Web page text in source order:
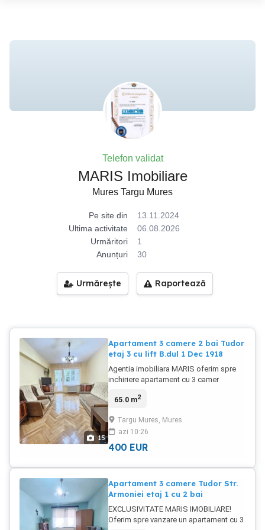
Telefon validat
MARIS Imobiliare
Mures Targu Mures
Pe site din
13.11.2024
Ultima activitate
06.08.2026
Urmăritori
1
Anunțuri
30
Urmărește Raportează
15
Apartament 3 camere 2 bai Tudor
etaj 3 cu lift B.dul 1 Dec 1918
Agentia imobiliara MARIS oferim spre
inchiriere apartament cu 3 camer
Vladimirescu pe B.dul 1 Dec 1918 la etaj
Zona foarte buna, aproape de
facultatile: Sapientia, Cantemir si
UMFST, magazine, mijloace de
living, 2 dormitoare, 2 baie, bucatarie,
camara, debara, hol, balcon inchis cu
termopan. Nu se inchiriaza la echipe de
muncitori. Se inchiriaza numai pe teren
65.0 m2
Targu Mures, Mures
azi 10:26
400 EUR
Apartament 3 camere Tudor Str.
Armoniei etaj 1 cu 2 bai
EXCLUSIVITATE MARIS IMOBILIARE!
Oferim spre vanzare un apartament cu 3